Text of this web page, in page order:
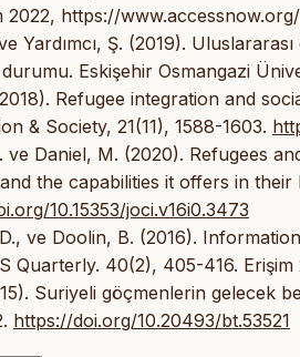
2022, https://
Yardımcı, Ş. (2019).
Eskişehir Osmangazi
Refugee integration and
& Society, 21(11), 1588-1603.
ve Daniel, M. (2020). Refugees
the capabilities it offers in
10.15353/joci.v16i0.3473
ve Doolin, B. (2016).
Quarterly. 40(2), 405-416.
Suriyeli göçmenlerin gelecek
https://doi.org/10.20493/bt.53521